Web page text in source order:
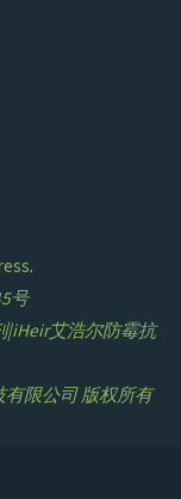
.
号
|iHeir艾浩尔防霉抗
限公司 版权所有